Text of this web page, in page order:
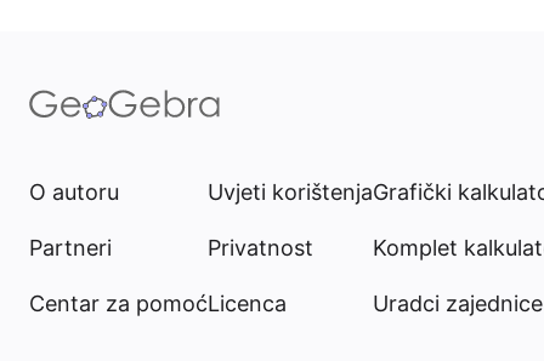
O autoru
Partneri
Centar za pomoć
Uvjeti korištenja
Privatnost
Licenca
Grafički
Komplet
Uradci zajednice